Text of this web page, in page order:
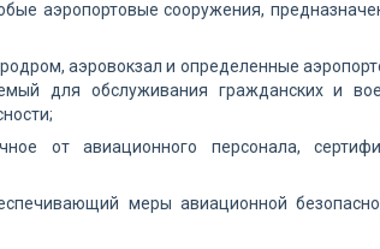
аэропортовые сооружения,
аэровокзал и определенные
для обслуживания гражданских и
от авиационного персонала,
меры авиационной